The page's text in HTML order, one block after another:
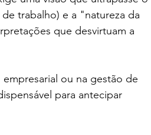
trabalho) e a "natureza da
que desvirtuam a
ou na gestão de
para antecipar